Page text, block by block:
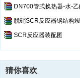
DN700管式换热器-水-
脱硝SCR反应器钢结构
SCR反应器装配图
猜你喜欢